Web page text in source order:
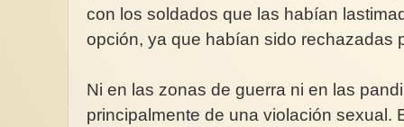
con los soldados que las habían
opción, ya que habían sido rechazadas
Ni en las zonas de guerra ni en las
principalmente de una violación sexual.